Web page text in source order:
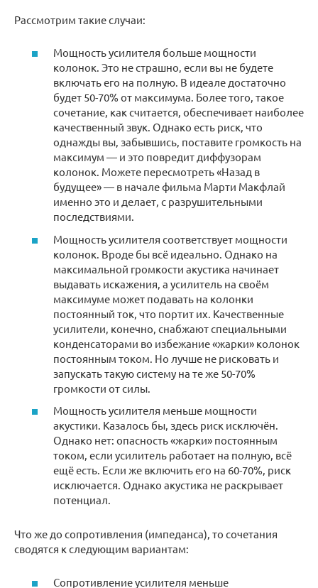
Рассмотрим такие случаи:
Мощность усилителя больше мощности
колонок. Это не страшно, если вы не будете
включать его на полную. В идеале достаточно
будет 50-70% от максимума. Более того, такое
сочетание, как считается, обеспечивает наиболее
качественный звук. Однако есть риск, что
однажды вы, забывшись, поставите громкость на
максимум — и это повредит диффузорам
колонок. Можете пересмотреть «Назад в
будущее» — в начале фильма Марти Макфлай
именно это и делает, с разрушительными
последствиями.
Мощность усилителя соответствует мощности
колонок. Вроде бы всё идеально. Однако на
максимальной громкости акустика начинает
выдавать искажения, а усилитель на своём
максимуме может подавать на колонки
постоянный ток, что портит их. Качественные
усилители, конечно, снабжают специальными
конденсаторами во избежание «жарки» колонок
постоянным током. Но лучше не рисковать и
запускать такую систему на те же 50-70%
громкости от силы.
Мощность усилителя меньше мощности
акустики. Казалось бы, здесь риск исключён.
Однако нет: опасность «жарки» постоянным
током, если усилитель работает на полную, всё
ещё есть. Если же включить его на 60-70%, риск
исключается. Однако акустика не раскрывает
потенциал.
Что же до сопротивления (импеданса), то сочетания
сводятся к следующим вариантам:
Сопротивление усилителя меньше